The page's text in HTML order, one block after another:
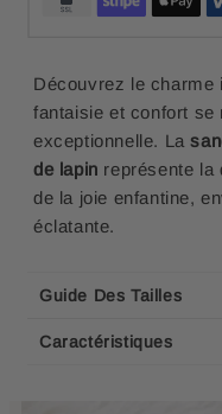
Découvrez le charme
fantaisie et confort se
exceptionnelle. La
de lapin représente la
de la joie enfantine,
éclatante.
Guide Des Tailles
Caractéristiques